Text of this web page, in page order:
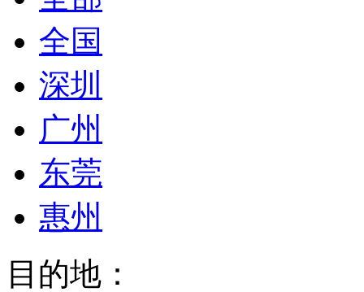
全国
深圳
广州
东莞
惠州
目的地：